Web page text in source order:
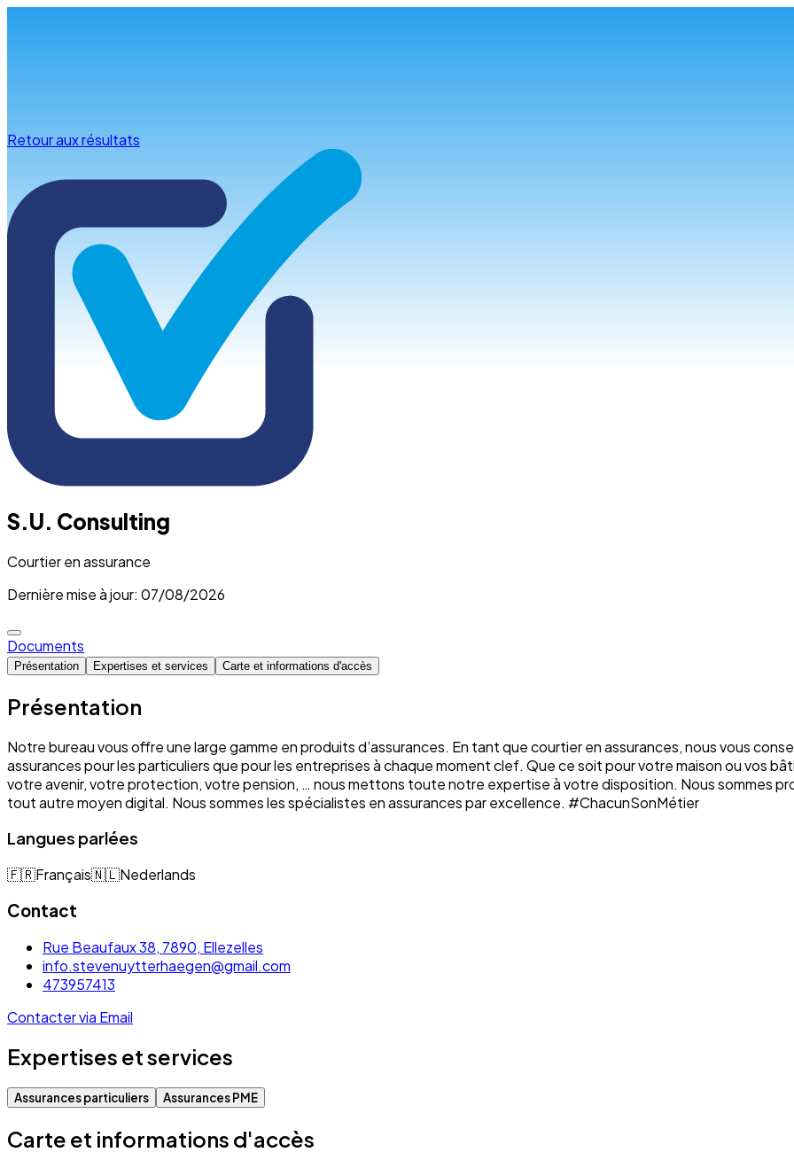
Retour aux résultats
S.U. Consulting
Courtier en assurance
Dernière mise à jour: 07/08/2026
Documents
Présentation Expertises et services Carte et informations d'accès
Présentation
Notre bureau vous offre une large gamme en produits d’assurances. En tant que courtier en assurances, nous vous
assurances pour les particuliers que pour les entreprises à chaque moment clef. Que ce soit pour votre maison ou vos
votre avenir, votre protection, votre pension, … nous mettons toute notre expertise à votre disposition. Nous sommes
tout autre moyen digital. Nous sommes les spécialistes en assurances par excellence. #ChacunSonMétier
Langues parlées
🇫🇷Français🇳🇱Nederlands
Contact
Rue Beaufaux 38, 7890, Ellezelles
info.stevenuytterhaegen@gmail.com
473957413
Contacter via Email
Expertises et services
Assurances particuliers Assurances PME
Carte et informations d'accès